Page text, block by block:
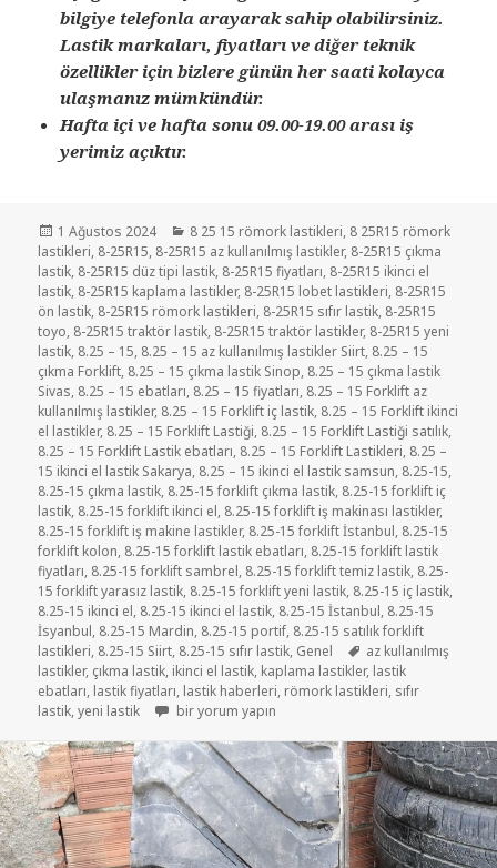
bilgiye telefonla arayarak sahip olabilirsiniz.
Lastik markaları, fiyatları ve diğer teknik
özellikler için bizlere günün her saati kolayca
ulaşmanız mümkündür.
Hafta içi ve hafta sonu 09.00-19.00 arası iş
yerimiz açıktır.
Yayın
tarihi
1 Ağustos 2024 Kategoriler
8 25 15 römork lastikleri, 8 25R15 römork
lastikleri, 8-25R15, 8-25R15 az kullanılmış lastikler, 8-25R15 çıkma
lastik, 8-25R15 düz tipi lastik, 8-25R15 fiyatları, 8-25R15 ikinci el
lastik, 8-25R15 kaplama lastikler, 8-25R15 lobet lastikleri, 8-25R15
ön lastik, 8-25R15 römork lastikleri, 8-25R15 sıfır lastik, 8-25R15
toyo, 8-25R15 traktör lastik, 8-25R15 traktör lastikler, 8-25R15 yeni
lastik, 8.25 – 15, 8.25 – 15 az kullanılmış lastikler Siirt, 8.25 – 15
çıkma Forklift, 8.25 – 15 çıkma lastik Sinop, 8.25 – 15 çıkma lastik
Sivas, 8.25 – 15 ebatları, 8.25 – 15 fiyatları, 8.25 – 15 Forklift az
kullanılmış lastikler, 8.25 – 15 Forklift iç lastik, 8.25 – 15 Forklift ikinci
el lastikler, 8.25 – 15 Forklift Lastiği, 8.25 – 15 Forklift Lastiği satılık,
8.25 – 15 Forklift Lastik ebatları, 8.25 – 15 Forklift Lastikleri, 8.25 –
15 ikinci el lastik Sakarya, 8.25 – 15 ikinci el lastik samsun, 8.25-15,
8.25-15 çıkma lastik, 8.25-15 forklift çıkma lastik, 8.25-15 forklift iç
lastik, 8.25-15 forklift ikinci el, 8.25-15 forklift iş makinası lastikler,
8.25-15 forklift iş makine lastikler, 8.25-15 forklift İstanbul, 8.25-15
forklift kolon, 8.25-15 forklift lastik ebatları, 8.25-15 forklift lastik
fiyatları, 8.25-15 forklift sambrel, 8.25-15 forklift temiz lastik, 8.25-
15 forklift yarasız lastik, 8.25-15 forklift yeni lastik, 8.25-15 iç lastik,
8.25-15 ikinci el, 8.25-15 ikinci el lastik, 8.25-15 İstanbul, 8.25-15
İsyanbul, 8.25-15 Mardin, 8.25-15 portif, 8.25-15 satılık forklift
lastikleri, 8.25-15 Siirt, 8.25-15 sıfır lastik, Genel Etiketler
az kullanılmış
lastikler, çıkma lastik, ikinci el lastik, kaplama lastikler, lastik
ebatları, lastik fiyatları, lastik haberleri, römork lastikleri, sıfır
lastik,yeni lastik 8-25-15 YENİ SIFIR LASTİKLER için
bir yorum yapın